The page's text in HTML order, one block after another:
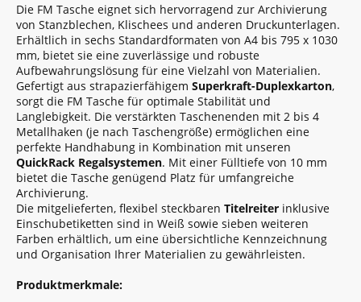
Die FM Tasche eignet sich hervorragend zur Archivierung
von Stanzblechen, Klischees und anderen Druckunterlagen.
Erhältlich in sechs Standardformaten von A4 bis 795 x 1030
mm, bietet sie eine zuverlässige und robuste
Aufbewahrungslösung für eine Vielzahl von Materialien.
Gefertigt aus strapazierfähigem Superkraft-Duplexkarton,
sorgt die FM Tasche für optimale Stabilität und
Langlebigkeit. Die verstärkten Taschenenden mit 2 bis 4
Metallhaken (je nach Taschengröße) ermöglichen eine
perfekte Handhabung in Kombination mit unseren
QuickRack Regalsystemen. Mit einer Fülltiefe von 10 mm
bietet die Tasche genügend Platz für umfangreiche
Archivierung.
Die mitgelieferten, flexibel steckbaren Titelreiter inklusive
Einschubetiketten sind in Weiß sowie sieben weiteren
Farben erhältlich, um eine übersichtliche Kennzeichnung
und Organisation Ihrer Materialien zu gewährleisten.
Produktmerkmale: